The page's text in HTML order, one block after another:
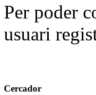
Per poder
usuari
Cercador